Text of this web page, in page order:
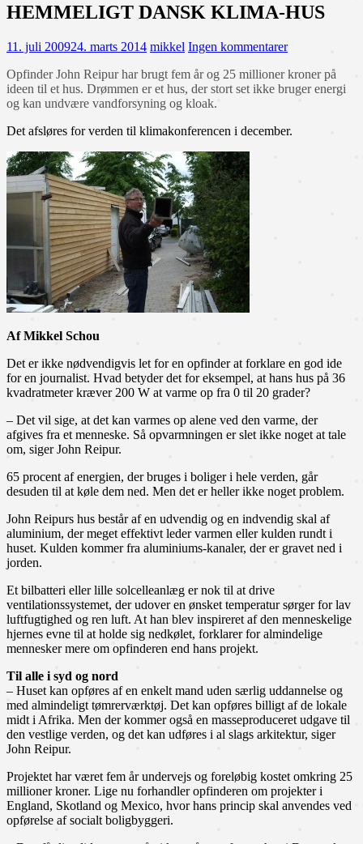
HEMMELIGT DANSK KLIMA-HUS
11. juli 200924. marts 2014 mikkel Ingen kommentarer
Opfinder John Reipur har brugt fem år og 25 millioner kroner på
ideen til et hus. Drømmen er et hus, der stort set ikke bruger energi
og kan undvære vandforsyning og kloak.
Det afsløres for verden til klimakonferencen i december.
Af Mikkel Schou
Det er ikke nødvendigvis let for en opfinder at forklare en god ide
for en journalist. Hvad betyder det for eksempel, at hans hus på 36
kvadratmeter kræver 200 W at varme op fra 0 til 20 grader?
– Det vil sige, at det kan varmes op alene ved den varme, der
afgives fra et menneske. Så opvarmningen er slet ikke noget at tale
om, siger John Reipur.
65 procent af energien, der bruges i boliger i hele verden, går
desuden til at køle dem ned. Men det er heller ikke noget problem.
John Reipurs hus består af en udvendig og en indvendig skal af
aluminium, der meget effektivt leder varmen eller kulden rundt i
huset. Kulden kommer fra aluminiums-kanaler, der er gravet ned i
jorden.
Et bilbatteri eller lille solcelleanlæg er nok til at drive
ventilationssystemet, der udover en ønsket temperatur sørger for lav
luftfugtighed og ren luft. At han blev inspireret af den menneskelige
hjernes evne til at holde sig nedkølet, forklarer for almindelige
mennesker mere om opfinderen end hans projekt.
Til alle i syd og nord
– Huset kan opføres af en enkelt mand uden særlig uddannelse og
med almindeligt tømrerværktøj. Det kan opføres billigt af de lokale
midt i Afrika. Men der kommer også en masseproduceret udgave til
den vestlige verden, og det kan udføres i al slags arkitektur, siger
John Reipur.
Projektet har været fem år undervejs og foreløbig kostet omkring 25
millioner kroner. Lige nu forhandler opfinderen om projekter i
England, Skotland og Mexico, hvor hans princip skal anvendes ved
opførelse af socialt boligbyggeri.